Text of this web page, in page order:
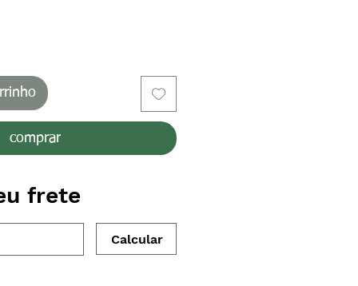
comprar
frete
Calcular